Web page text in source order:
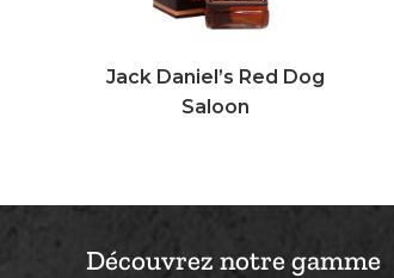
Jack Daniel’s Red Dog
Saloon
Découvrez notre gamme